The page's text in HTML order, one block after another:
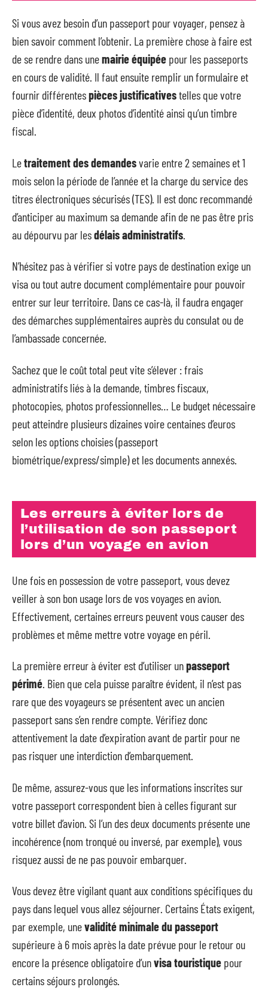
Si vous avez besoin d’un passeport pour voyager, pensez à
bien savoir comment l’obtenir. La première chose à faire est
de se rendre dans unemairie équipée pour les passeports
en cours de validité. Il faut ensuite remplir un formulaire et
fournir différentespièces justificativestelles que votre
pièce d’identité, deux photos d’identité ainsi qu’un timbre
fiscal.
Letraitement des demandesvarie entre 2 semaines et 1
mois selon la période de l’année et la charge du service des
titres électroniques sécurisés (TES). Il est donc recommandé
d’anticiper au maximum sa demande afin de ne pas être pris
au dépourvu par lesdélais administratifs
N’hésitez pas à vérifier si votre pays de destination exige un
visa ou tout autre document complémentaire pour pouvoir
entrer sur leur territoire. Dans ce cas-là, il faudra engager
des démarches supplémentaires auprès du consulat ou de
l’ambassade concernée.
Sachez que le coût total peut vite s’élever : frais
administratifs liés à la demande, timbres fiscaux,
photocopies, photos professionnelles… Le budget nécessaire
peut atteindre plusieurs dizaines voire centaines d’euros
selon les options choisies (passeport
biométrique/express/simple) et les documents annexés.
Les erreurs à éviter lors de
l’utilisation de son passeport
lors d’un voyage en avion
Une fois en possession de votre passeport, vous devez
veiller à son bon usage lors de vos voyages en avion.
Effectivement, certaines erreurs peuvent vous causer des
problèmes et même mettre votre voyage en péril.
La première erreur à éviter est d’utiliser unpasseport
périmé. Bien que cela puisse paraître évident, il n’est pas
rare que des voyageurs se présentent avec un ancien
passeport sans s’en rendre compte. Vérifiez donc
attentivement la date d’expiration avant de partir pour ne
pas risquer une interdiction d’embarquement.
De même, assurez-vous que les informations inscrites sur
votre passeport correspondent bien à celles figurant sur
votre billet d’avion. Si l’un des deux documents présente une
incohérence (nom tronqué ou inversé, par exemple), vous
risquez aussi de ne pas pouvoir embarquer.
Vous devez être vigilant quant aux conditions spécifiques du
pays dans lequel vous allez séjourner. Certains États exigent,
par exemple, unevalidité minimale du passeport
supérieure à 6 mois après la date prévue pour le retour ou
encore la présence obligatoire d’unvisa touristique pour
certains séjours prolongés.